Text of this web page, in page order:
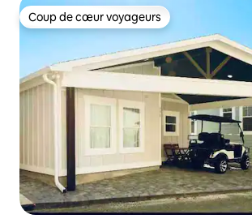
Coup de cœur voyageurs
Coup de cœur voyageurs